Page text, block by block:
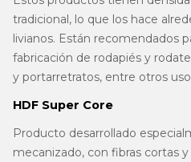
tradicional, lo que los hace
livianos. Están recomendados
fabricación de rodapiés y
y portarretratos, entre otros
HDF Super Core
Producto desarrollado
mecanizado, con fibras cortas